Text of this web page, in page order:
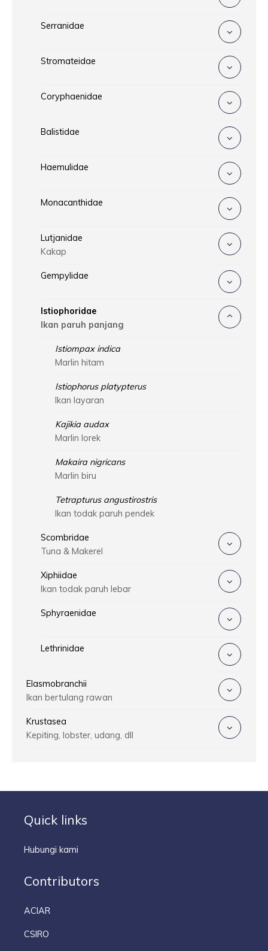
Serranidae
Stromateidae
Coryphaenidae
Balistidae
Haemulidae
Monacanthidae
Lutjanidae
Kakap
Gempylidae
Istiophoridae
Ikan paruh panjang
Istiompax indica
Marlin hitam
Istiophorus platypterus
Ikan layaran
Kajikia audax
Marlin lorek
Makaira nigricans
Marlin biru
Tetrapturus angustirostris
Ikan todak paruh pendek
Scombridae
Tuna & Makerel
Xiphiidae
Ikan todak paruh lebar
Sphyraenidae
Lethrinidae
Elasmobranchii
Ikan bertulang rawan
Krustasea
Kepiting, lobster, udang, dll
Quick links
Hubungi kami
Contributors
ACIAR
CSIRO